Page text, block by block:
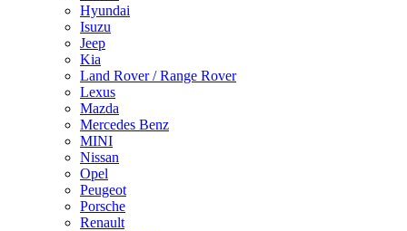
Hyundai
Isuzu
Jeep
Kia
Land Rover / Range Rover
Lexus
Mazda
Mercedes Benz
MINI
Nissan
Opel
Peugeot
Porsche
Renault